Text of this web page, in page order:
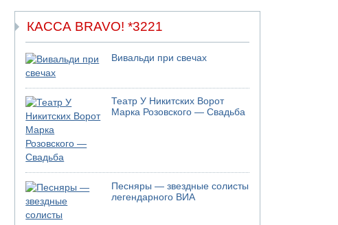
КАССА BRAVO! *3221
Вивальди при свечах
Театр У Никитских Ворот
Марка Розовского — Свадьба
Песняры — звездные солисты
легендарного ВИА